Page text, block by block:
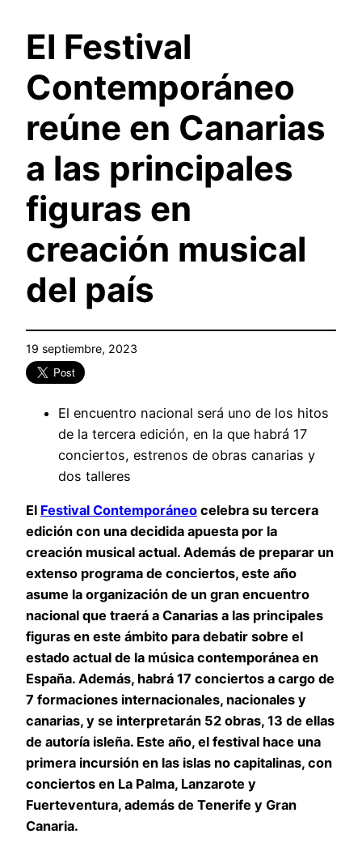
El Festival
Contemporáneo
reúne en Canarias
a las principales
figuras en
creación musical
del país
19 septiembre, 2023
El encuentro nacional será uno de los hitos
de la tercera edición, en la que habrá 17
conciertos, estrenos de obras canarias y
dos talleres
El Festival Contemporáneo celebra su tercera
edición con una decidida apuesta por la
creación musical actual. Además de preparar un
extenso programa de conciertos, este año
asume la organización de un gran encuentro
nacional que traerá a Canarias a las principales
figuras en este ámbito para debatir sobre el
estado actual de la música contemporánea en
España. Además, habrá 17 conciertos a cargo de
7 formaciones internacionales, nacionales y
canarias, y se interpretarán 52 obras, 13 de ellas
de autoría isleña. Este año, el festival hace una
primera incursión en las islas no capitalinas, con
conciertos en La Palma, Lanzarote y
Fuerteventura, además de Tenerife y Gran
Canaria.